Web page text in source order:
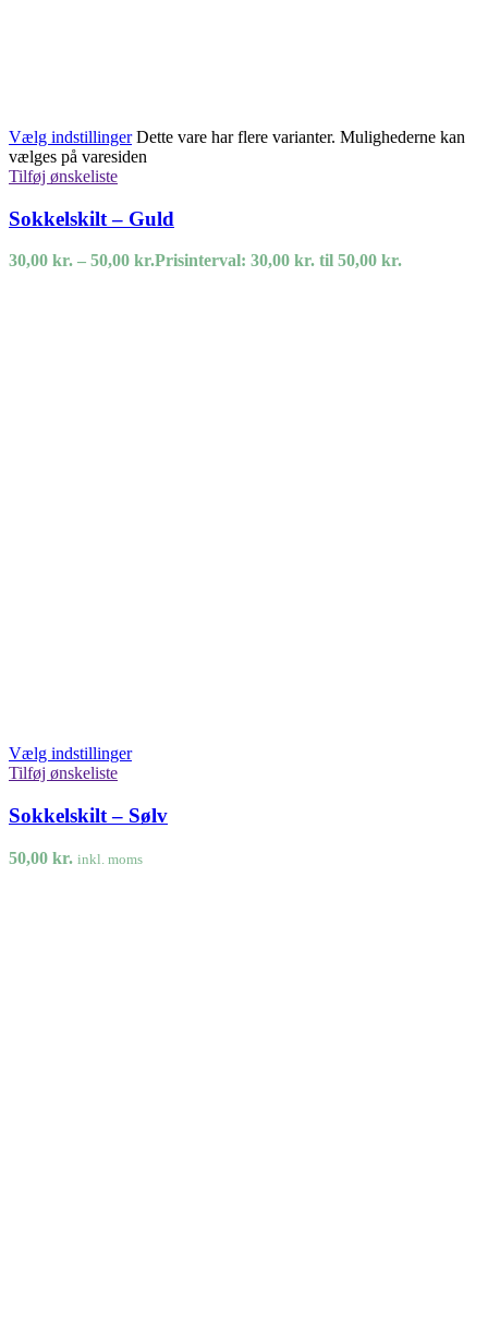
Vælg indstillinger Dette vare har flere varianter. Mulighederne kan
vælges på varesiden
Tilføj ønskeliste
Sokkelskilt – Guld
30,00 kr. – 50,00 kr.Prisinterval: 30,00 kr. til 50,00 kr.
Vælg indstillinger
Tilføj ønskeliste
Sokkelskilt – Sølv
50,00 kr. inkl. moms